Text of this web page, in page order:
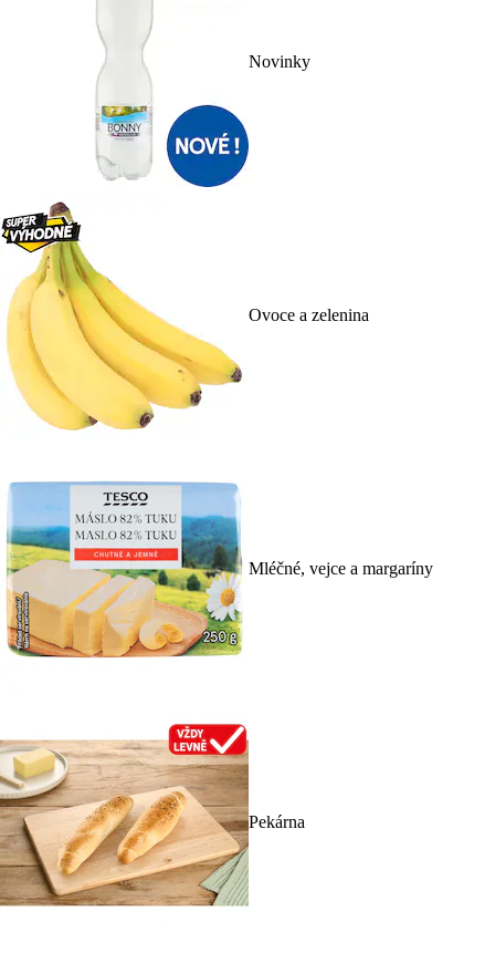
Novinky
Ovoce a zelenina
Mléčné, vejce a margaríny
Pekárna